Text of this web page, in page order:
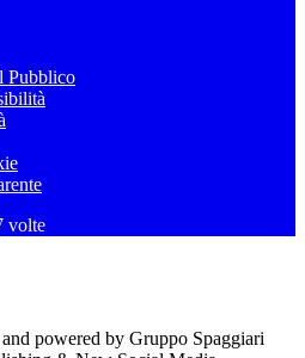
Pubblico
volte
powered by Gruppo Spaggiari